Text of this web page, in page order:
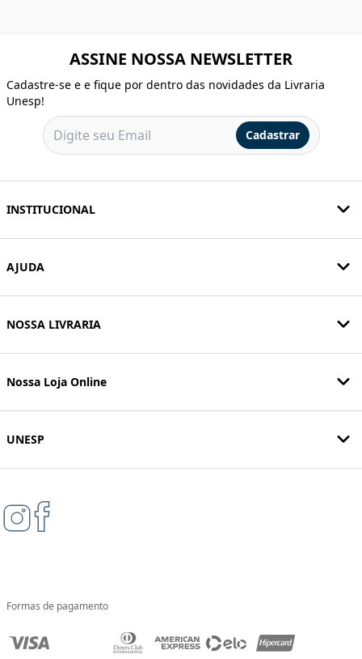
ASSINE NOSSA NEWSLETTER
Cadastre-se e e fique por dentro das novidades da Livraria
Unesp!
Cadastrar
INSTITUCIONAL
AJUDA
NOSSA LIVRARIA
Nossa Loja Online
UNESP
Formas de pagamento